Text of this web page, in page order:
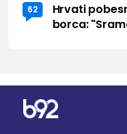
62
Hrvati
borca: